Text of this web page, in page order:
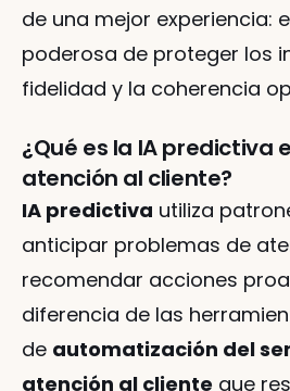
de una mejor experiencia:
poderosa de proteger los
fidelidad y la coherencia
¿Qué es la IA predictiva
atención al cliente?
IA predictiva utiliza
anticipar problemas de
recomendar acciones
diferencia de las
de automatización del
atención al cliente que